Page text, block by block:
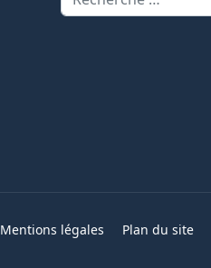
Mentions légales Plan du site